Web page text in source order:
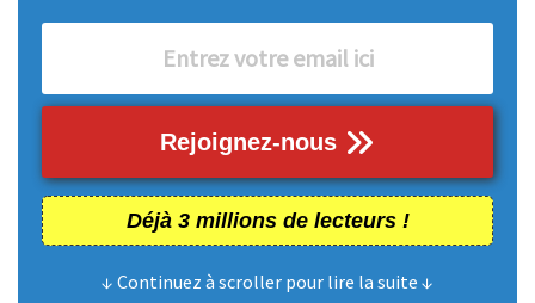
Rejoignez-nous
Déjà 3 millions de lecteurs !
↓ Continuez à scroller pour lire la suite ↓